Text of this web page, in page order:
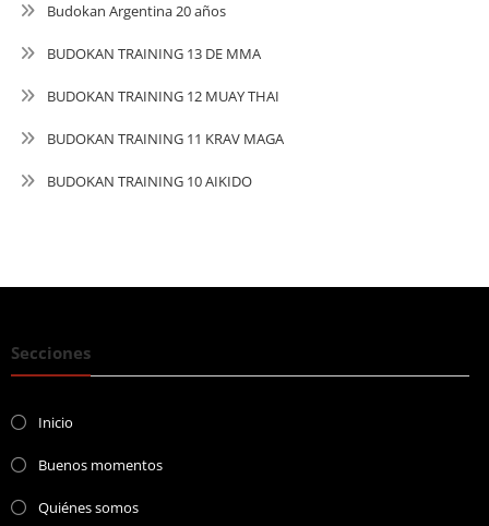
Budokan Argentina 20 años
BUDOKAN TRAINING 13 DE MMA
BUDOKAN TRAINING 12 MUAY THAI
BUDOKAN TRAINING 11 KRAV MAGA
BUDOKAN TRAINING 10 AIKIDO
Secciones
Inicio
Buenos momentos
Quiénes somos